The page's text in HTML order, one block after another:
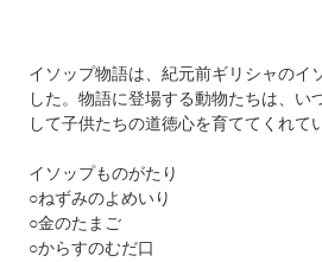
イソップ物語は、紀元前ギリシャのイ
した。物語に登場する動物たちは、い
して子供たちの道徳心を育ててくれて
イソップものがたり
○ねずみのよめいり
○金のたまご
○からすのむだ口